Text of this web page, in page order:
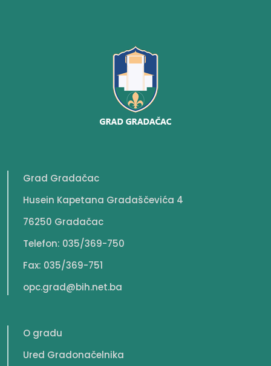
Grad Gradačac
Husein Kapetana Gradaščevića 4
76250 Gradačac
Telefon: 035/369-750
Fax: 035/369-751
opc.grad@bih.net.ba
O gradu
Ured Gradonačelnika